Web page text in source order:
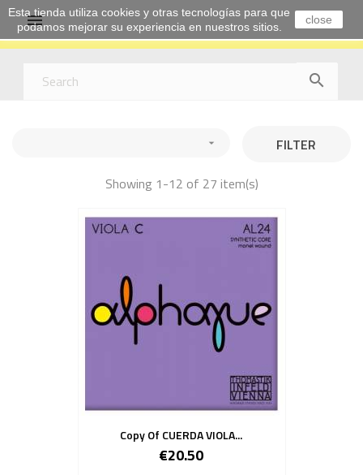



FILTER
Showing 1-12 of 27 item(s)
Copy Of CUERDA VIOLA...
€20.50
Esta tienda utiliza cookies y otras tecnologías para que
podamos mejorar su experiencia en nuestros sitios.
close